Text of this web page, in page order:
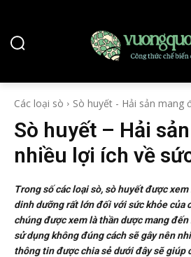
Các loại sò Sò huyết - Hải sản mang
Sò huyết – Hải
nhiều lợi ích về
Trong số các loại sò, sò huyết được
dinh dưỡng rất lớn đối với sức khỏe của
chúng được xem là thần dược mang
sử dụng không đúng cách sẽ gây nên
thông tin được chia sẻ dưới đây sẽ giúp